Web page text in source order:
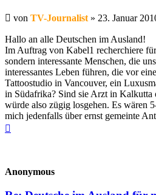
Beitrag
von TV-Journalist » 23. Januar
Hallo an alle Deutschen im Ausland!
Im Auftrag von Kabel1 recherchiere
sondern interessante Menschen, die
interessantes Leben führen, die vor
Tattoostudio in Vancouver, ein
in Südafrika? Sind sie Arzt in Kalkutta
würde also zügig losgehen. Es wären
mich jedenfalls über ernst gemeinte
Anonymous